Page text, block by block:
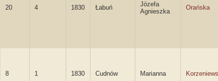
20 4 1830 Łabuń
Józefa
Agnieszka
Orańska
8 1 1830 Cudnów Marianna